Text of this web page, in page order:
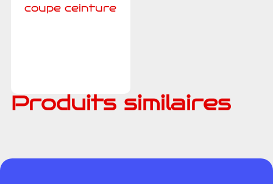
coupe ceinture
Produits similaires